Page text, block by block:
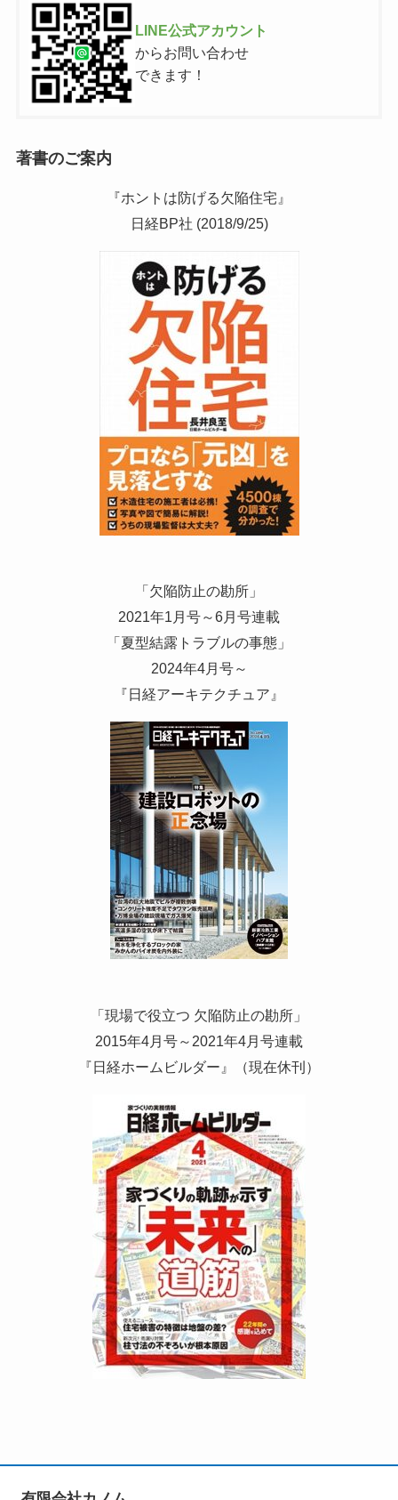
LINE公式アカウント
からお問い合わせ
できます！
著書のご案内
『ホントは防げる欠陥住宅』
日経BP社 (2018/9/25)
「欠陥防止の勘所」
2021年1月号～6月号連載
「夏型結露トラブルの事態」
2024年4月号～
『日経アーキテクチュア』
「現場で役立つ 欠陥防止の勘所」
2015年4月号～2021年4月号連載
『日経ホームビルダー』（現在休刊）